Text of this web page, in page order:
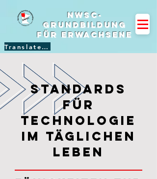
Translate Site
NWSC-
Grundbildung
für Erwachsene
Standards
für
Technologie
im täglichen
Leben